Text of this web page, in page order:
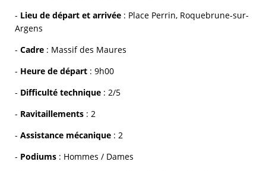
- Lieu de départ et arrivée : Place Perrin, Roquebrune-sur-
Argens
- Cadre : Massif des Maures
- Heure de départ : 9h00
- Difficulté technique : 2/5
- Ravitaillements : 2
- Assistance mécanique : 2
- Podiums : Hommes / Dames